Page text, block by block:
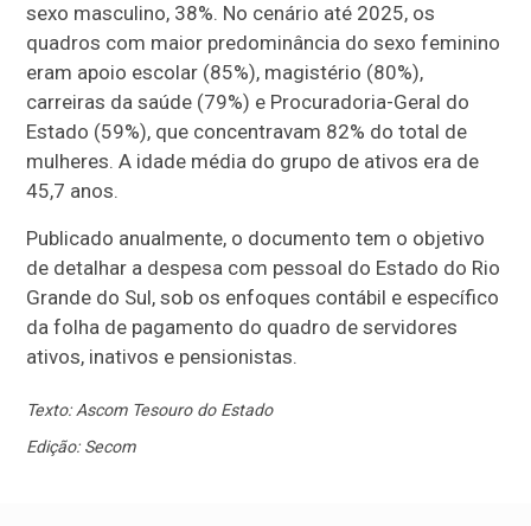
sexo masculino, 38%. No cenário até 2025, os
quadros com maior predominância do sexo feminino
eram apoio escolar (85%), magistério (80%),
carreiras da saúde (79%) e Procuradoria-Geral do
Estado (59%), que concentravam 82% do total de
mulheres. A idade média do grupo de ativos era de
45,7 anos.
Publicado anualmente, o documento tem o objetivo
de detalhar a despesa com pessoal do Estado do Rio
Grande do Sul, sob os enfoques contábil e específico
da folha de pagamento do quadro de servidores
ativos, inativos e pensionistas.
Texto: Ascom Tesouro do Estado
Edição: Secom